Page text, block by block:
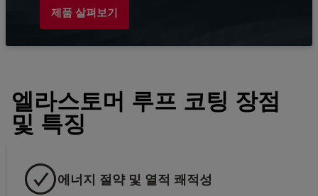
제품 살펴보기
엘라스토머 루프 코팅 장점
및 특징
에너지 절약 및 열적 쾌적성